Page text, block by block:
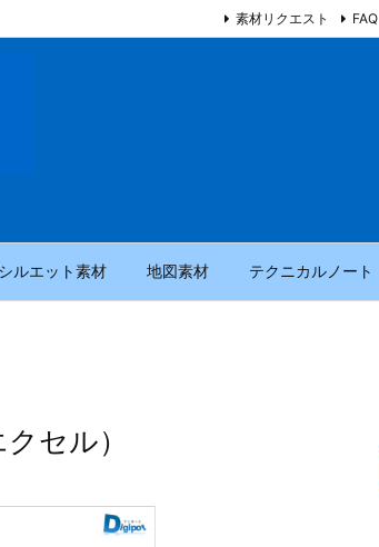
シルエット素材 地図素材 テクニカルノート
素材リクエスト FAQ
セル）